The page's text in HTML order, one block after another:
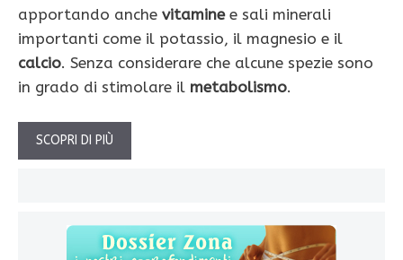
apportando anche vitaminee sali minerali
importanti come il potassio, il magnesio e il
calcio. Senza considerare che alcune spezie sono
in grado di stimolare il metabolismo.
SCOPRI DI PIÙ